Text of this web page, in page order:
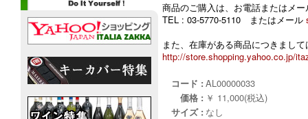
商品のご購入は、お電話またはメ
TEL : 03-5770-5110 またはメール
また、在庫がある商品につきまし
http://store.shopping.yahoo.co.jp/
コード : AL00000033
価格 : ￥ 11,000(税込)
サイズ : なし